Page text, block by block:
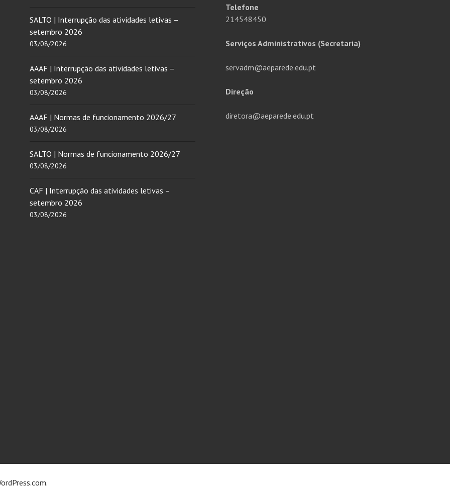
SALTO | Interrupção das atividades letivas –
setembro 2026
03/08/2026
AAAF | Interrupção das atividades letivas –
setembro 2026
03/08/2026
AAAF | Normas de funcionamento 2026/27
03/08/2026
SALTO | Normas de funcionamento 2026/27
03/08/2026
CAF | Interrupção das atividades letivas –
setembro 2026
03/08/2026
Telefone
214548450
Serviços Administrativos (Secretaria)
servadm@aeparede.edu.pt
Direção
diretora@aeparede.edu.pt
.